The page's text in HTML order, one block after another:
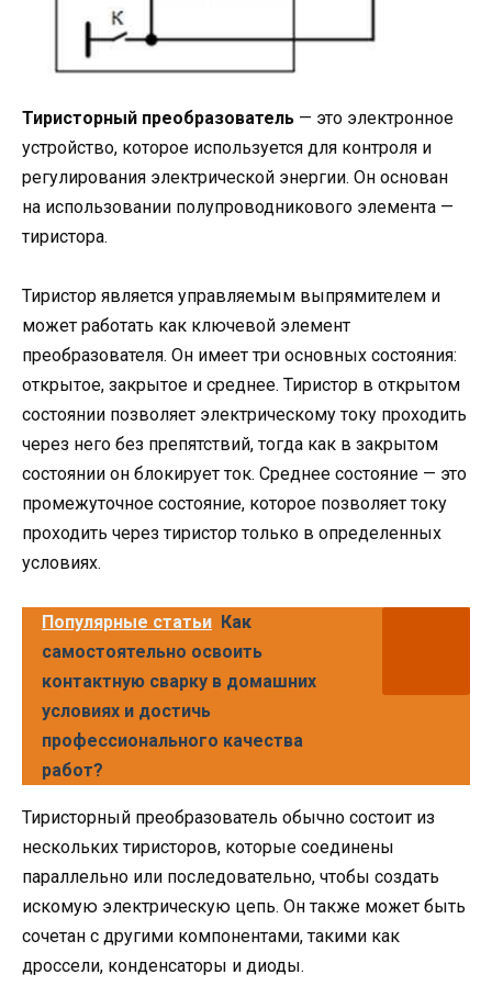
Тиристорный преобразователь — это электронное
устройство, которое используется для контроля и
регулирования электрической энергии. Он основан
на использовании полупроводникового элемента —
тиристора.
Тиристор является управляемым выпрямителем и
может работать как ключевой элемент
преобразователя. Он имеет три основных состояния:
открытое, закрытое и среднее. Тиристор в открытом
состоянии позволяет электрическому току проходить
через него без препятствий, тогда как в закрытом
состоянии он блокирует ток. Среднее состояние — это
промежуточное состояние, которое позволяет току
проходить через тиристор только в определенных
условиях.
Популярные статьи Как
самостоятельно освоить
контактную сварку в домашних
условиях и достичь
профессионального качества
работ?
Тиристорный преобразователь обычно состоит из
нескольких тиристоров, которые соединены
параллельно или последовательно, чтобы создать
искомую электрическую цепь. Он также может быть
сочетан с другими компонентами, такими как
дроссели, конденсаторы и диоды.